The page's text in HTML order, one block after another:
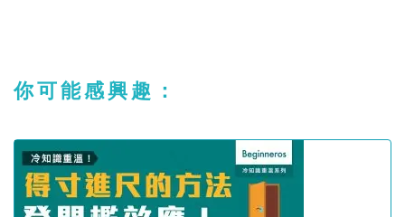
你可能感興趣：